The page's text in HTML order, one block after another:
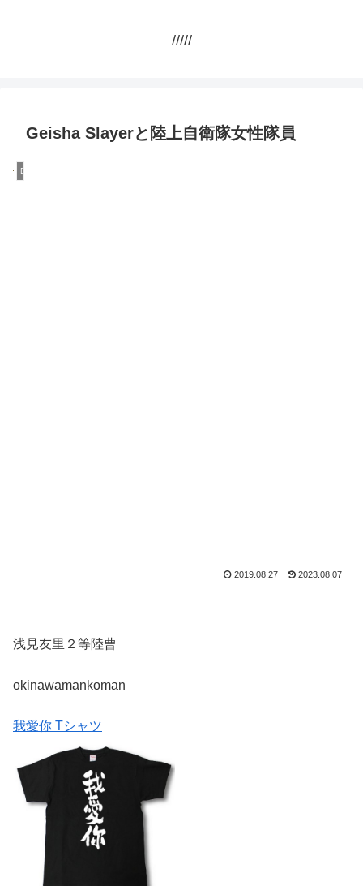
/////
Geisha Slayerと陸上自衛隊女性隊員
DQN
2019.08.27 2023.08.07
浅見友里２等陸曹
okinawamankoman
我愛你 Tシャツ